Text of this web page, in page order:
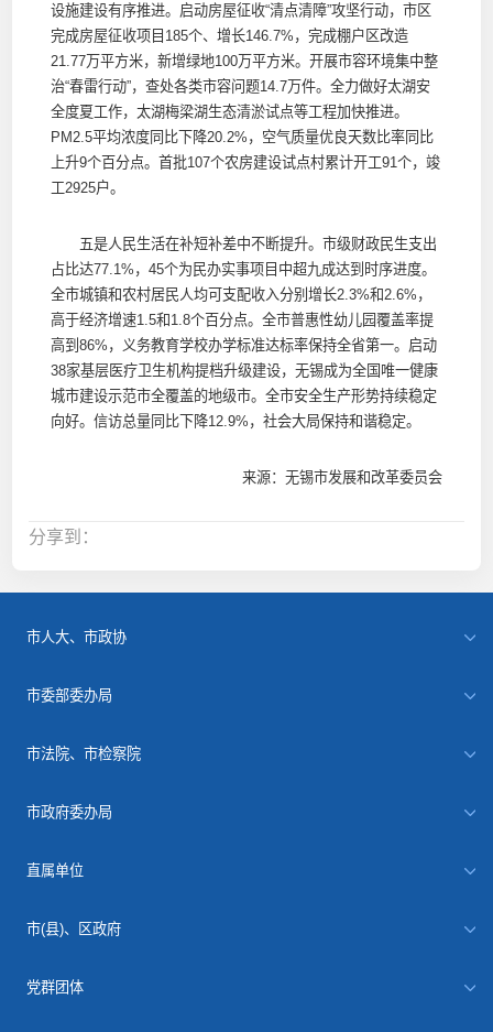
设施建设有序推进。启动房屋征收“清点清障”攻坚行动，市区
完成房屋征收项目185个、增长146.7%，完成棚户区改造
21.77万平方米，新增绿地100万平方米。开展市容环境集中整
治“春雷行动”，查处各类市容问题14.7万件。全力做好太湖安
全度夏工作，太湖梅梁湖生态清淤试点等工程加快推进。
PM2.5平均浓度同比下降20.2%，空气质量优良天数比率同比
上升9个百分点。首批107个农房建设试点村累计开工91个，竣
工2925户。
五是人民生活在补短补差中不断提升。市级财政民生支出
占比达77.1%，45个为民办实事项目中超九成达到时序进度。
全市城镇和农村居民人均可支配收入分别增长2.3%和2.6%，
高于经济增速1.5和1.8个百分点。全市普惠性幼儿园覆盖率提
高到86%，义务教育学校办学标准达标率保持全省第一。启动
38家基层医疗卫生机构提档升级建设，无锡成为全国唯一健康
城市建设示范市全覆盖的地级市。全市安全生产形势持续稳定
向好。信访总量同比下降12.9%，社会大局保持和谐稳定。
来源：无锡市发展和改革委员会
分享到：
市人大、市政协
市委部委办局
市法院、市检察院
市政府委办局
直属单位
市(县)、区政府
党群团体